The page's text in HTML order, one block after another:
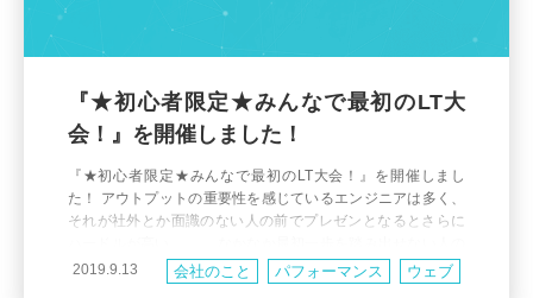
『★初心者限定★みんなで最初のLT大
会！』を開催しました！
『★初心者限定★みんなで最初のLT大会！』を開催しまし
た！ アウトプットの重要性を感じているエンジニアは多く、
それが社外とか面識のない人の前でプレゼンとなるとさらに
ためにと企画したこのイベントですが、 事前申込みの8名と飛
び入り参加2名を加え、計10本のLTが発表されました。 中
2019.9.13 会社のこと パフォーマンス ウェブ